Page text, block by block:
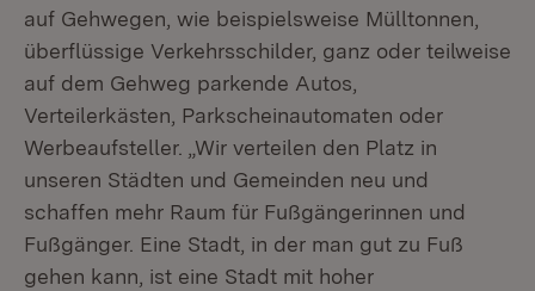
auf Gehwegen, wie beispielsweise Mülltonnen,
überflüssige Verkehrsschilder, ganz oder teilweise
auf dem Gehweg parkende Autos,
Verteilerkästen, Parkscheinautomaten oder
Werbeaufsteller. „Wir verteilen den Platz in
unseren Städten und Gemeinden neu und
schaffen mehr Raum für Fußgängerinnen und
Fußgänger. Eine Stadt, in der man gut zu Fuß
gehen kann, ist eine Stadt mit hoher